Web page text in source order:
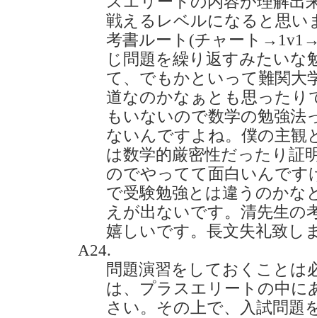
戦えるレベルになると思い
考書ルート(チャート
じ問題を繰り返すみたいな
て、でもかといって難関大
道なのかなぁとも思ったり
もいないので数学の勉強法
ないんですよね。僕の主観
は数学的厳密性だったり証
のでやってて面白いんです
で受験勉強とは違うのかな
えが出ないです。清先生の
嬉しいです。長文失礼致し
A24.
問題演習をしておくことは
は、プラスエリートの中に
さい。その上で、入試問題